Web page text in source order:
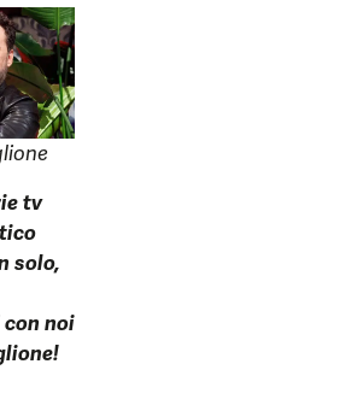
tv
solo,
con noi